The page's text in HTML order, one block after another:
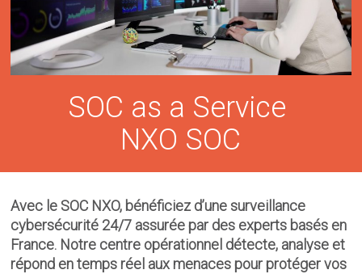
SOC as a Service
NXO SOC
Avec le SOC NXO, bénéficiez d’une surveillance
cybersécurité 24/7 assurée par des experts basés en
France. Notre centre opérationnel détecte, analyse et
répond en temps réel aux menaces pour protéger vos